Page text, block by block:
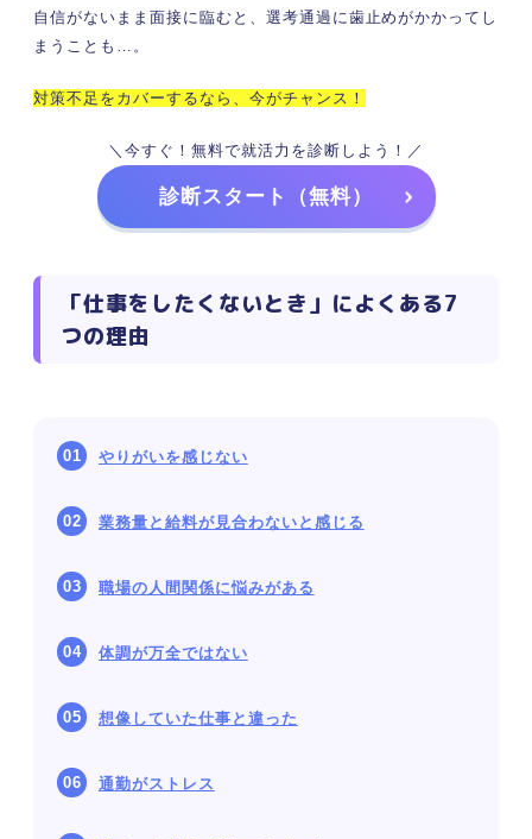
自信がないまま面接に臨むと、選考通過に歯止めがかかってし
まうことも…。
対策不足をカバーするなら、今がチャンス！
＼今すぐ！無料で就活力を診断しよう！／
診断スタート（無料）
「仕事をしたくないとき」によくある7
つの理由
やりがいを感じない
業務量と給料が見合わないと感じる
職場の人間関係に悩みがある
体調が万全ではない
想像していた仕事と違った
通勤がストレス